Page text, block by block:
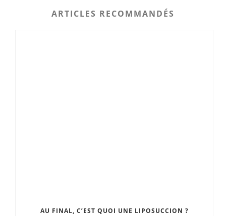
ARTICLES RECOMMANDÉS
AU FINAL, C’EST QUOI UNE LIPOSUCCION ?